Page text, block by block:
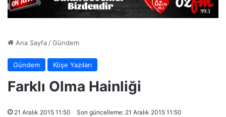
Ana Sayfa/Gündem
Gündem Köşe Yazıları
Farklı Olma Hainliği
21 Aralık 2015 11:50 Son güncelleme: 21 Aralık 2015 11:50